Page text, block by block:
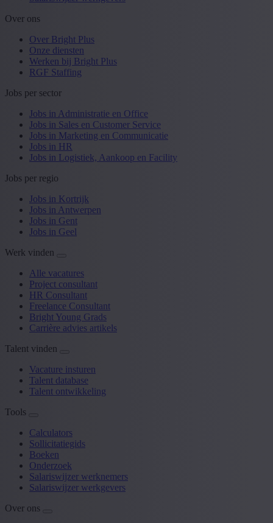
Over ons
Over Bright Plus
Onze diensten
Werken bij Bright Plus
RGF Staffing
Jobs per sector
Jobs in Administratie en Office
Jobs in Sales en Customer Service
Jobs in Marketing en Communicatie
Jobs in HR
Jobs in Logistiek, Aankoop en Facility
Jobs per regio
Jobs in Kortrijk
Jobs in Antwerpen
Jobs in Gent
Jobs in Geel
Werk vinden
Alle vacatures
Project consultant
HR Consultant
Freelance Consultant
Bright Young Grads
Carrière advies artikels
Talent vinden
Vacature insturen
Talent database
Talent ontwikkeling
Tools
Calculators
Sollicitatiegids
Boeken
Onderzoek
Salariswijzer werknemers
Salariswijzer werkgevers
Over ons